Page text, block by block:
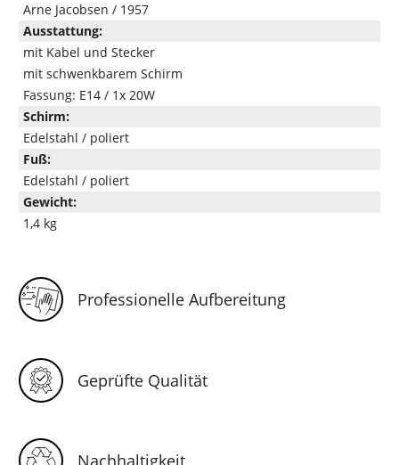
Arne Jacobsen / 1957
Ausstattung:
mit Kabel und Stecker
mit schwenkbarem Schirm
Fassung: E14 / 1x 20W
Schirm:
Edelstahl / poliert
Fuß:
Edelstahl / poliert
Gewicht:
1,4 kg
Professionelle Aufbereitung
Geprüfte Qualität